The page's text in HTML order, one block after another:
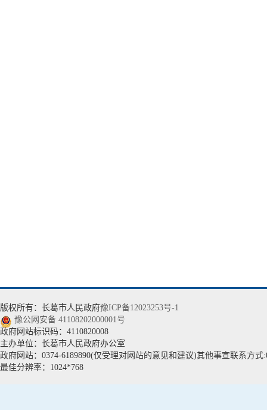
版权所有：长葛市人民政府豫ICP备12023253号-1
豫公网安备 41108202000001号
政府网站标识码：4110820008
主办单位：长葛市人民政府办公室
政府网站：0374-6189890(仅受理对网站的意见和建议)其他事宣联系方式
最佳分辨率：1024*768